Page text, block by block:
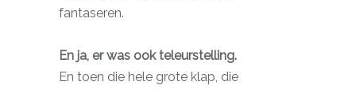
fantaseren.
En ja, er was ook teleurstelling.
En toen die hele grote klap, die